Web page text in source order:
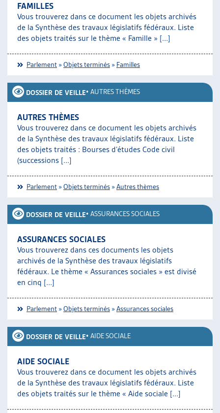
AUTRES
ARTIAS
L’ASSOCIATION
PROJETS ET ACTIVITÉS
FAMILLES
Vous trouverez dans ce document les objets archivés
de la Synthèse des travaux législatifs fédéraux. Liste
des objets traités sur le thème « Famille » [...]
Parlement »Objets terminés » Familles
DOSSIER DE VEILLE• AUTRES THÈMES
AUTRES THÈMES
Vous trouverez dans ce document les objets archivés
de la Synthèse des travaux législatifs fédéraux. Liste
des objets traités : Bourses d’études Code civil
(successions [...]
Parlement »Objets terminés »Autres thèmes
DOSSIER DE VEILLE• ASSURANCES SOCIALES
ASSURANCES SOCIALES
Vous trouverez dans ces documents les objets
archivés de la Synthèse des travaux législatifs
fédéraux. Le thème « Assurances sociales » est divisé
en cinq [...]
Parlement »Objets terminés »Assurances sociales
DOSSIER DE VEILLE• AIDE SOCIALE
AIDE SOCIALE
Vous trouverez dans ce document les objets archivés
de la Synthèse des travaux législatifs fédéraux. Liste
des objets traités sur le thème « Aide sociale [...]